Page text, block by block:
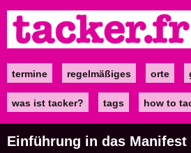
zum
Inhalt
Maintermine regelmäßiges orte
was ist tacker? tags how to
Einführung in das Manifest